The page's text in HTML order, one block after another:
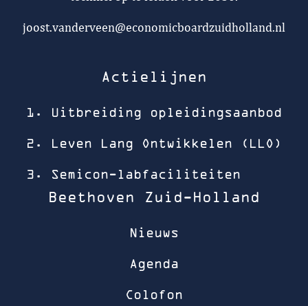
joost.vanderveen@economicboardzuidholland.nl
Actielijnen
1. Uitbreiding opleidingsaanbod
2. Leven Lang Ontwikkelen (LLO)
3. Semicon-labfaciliteiten
Beethoven Zuid-Holland
Nieuws
Agenda
Colofon